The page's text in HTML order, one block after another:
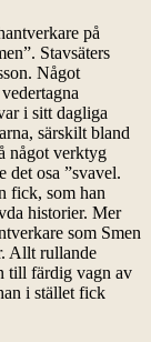
på
Stavsäters
Något
i sitt dagliga
särskilt bland
något verktyg
det osa ”svavel.
fick, som han
historier. Mer
som Smen
Allt rullande
till färdig vagn av
i stället fick